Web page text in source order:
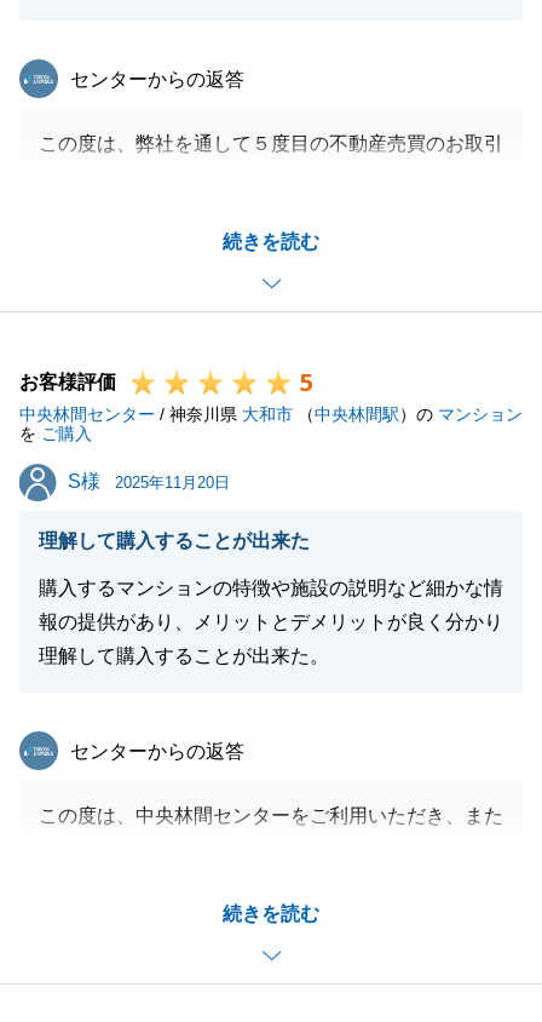
続きを読む
東急リバブル
センターからの返答
この度は、弊社を通して５度目の不動産売買のお取引
目について相談を頂けた時はとても嬉しかったです。
そして、現在、６度目の不動産売買（売却）をご依頼
頂き、ありがとうございます。
ます。
今後とも、末永いお付き合いを宜しくお願いします。
お客様評価 5
中央林間センター / 神奈川県 大和市 （中央林間駅）の マンション
を ご購入
S様
S様 2025年11月20日
理解して購入することが出来た
購入するマンションの特徴や施設の説明など細かな情
報の提供があり、メリットとデメリットが良く分かり
理解して購入することが出来た。
続きを読む
東急リバブル
センターからの返答
この度は、中央林間センターをご利用いただき、また
S様には、ご契約日の調整等で非常に柔軟にご対応い
ただけましたこと、心より感謝申し上げます。
今後とも、不動産でお困りのことがございましたらお